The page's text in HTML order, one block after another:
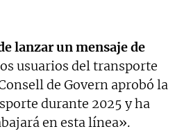
lanzar un mensaje de
usuarios del transporte
de Govern aprobó la
durante 2025 y ha
en esta línea».